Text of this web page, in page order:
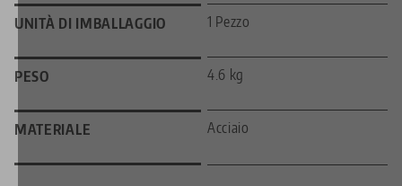
UNITÀ DI IMBALLAGGIO 1 Pezzo
PESO 4.6 kg
MATERIALE Acciaio